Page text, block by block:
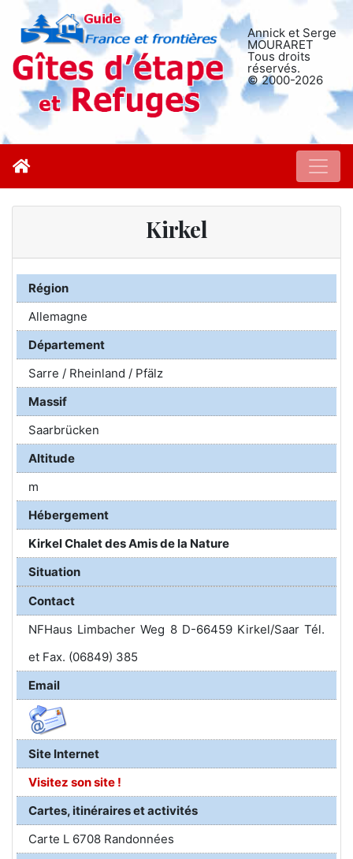
Annick et Serge
MOURARET
Tous droits
réservés.
© 2000-2026
Kirkel
Région
Allemagne
Département
Sarre / Rheinland / Pfälz
Massif
Saarbrücken
Altitude
m
Hébergement
Kirkel Chalet des Amis de la Nature
Situation
Contact
NFHaus Limbacher Weg 8 D-66459 Kirkel/Saar Tél.
et Fax. (06849) 385
Email
Site Internet
Visitez son site !
Cartes, itinéraires et activités
Carte L 6708 Randonnées